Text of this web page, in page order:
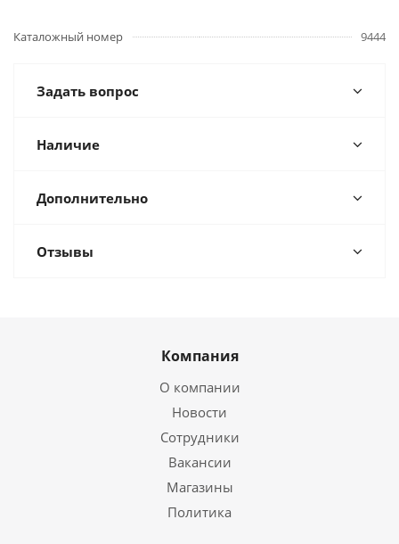
Каталожный номер 9444
Задать вопрос
Наличие
Дополнительно
Отзывы
Компания
О компании
Новости
Сотрудники
Вакансии
Магазины
Политика